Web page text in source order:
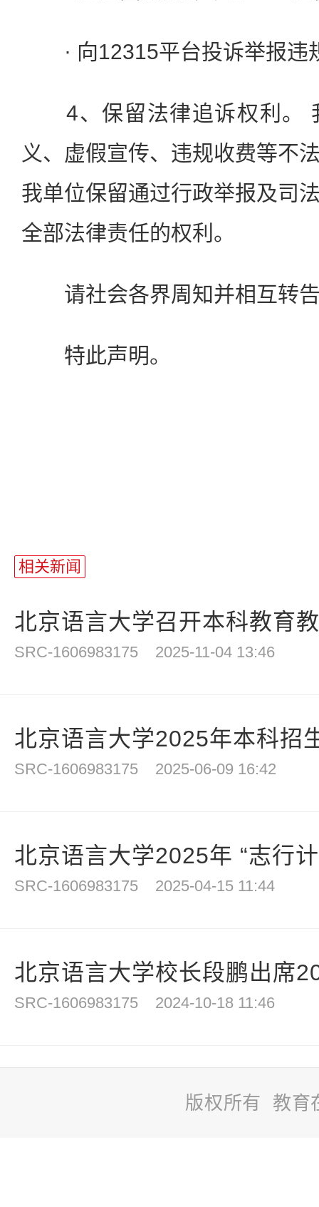
· 向12315平台投诉举报违
4、保留法律追诉权利。
义、虚假宣传、违规收费等不
我单位保留通过行政举报及司
全部法律责任的权利。
请社会各界周知并相互转
特此声明。
相关新闻
北京语言大学召开本科教育
SRC-1606983175 2025-11-04 13:46
北京语言大学2025年本科招
SRC-1606983175 2025-06-09 16:42
北京语言大学2025年 “志行
SRC-1606983175 2025-04-15 11:44
北京语言大学校长段鹏出席
SRC-1606983175 2024-10-18 11:46
版权所有 教育